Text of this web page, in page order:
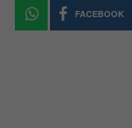
FACEBOOK